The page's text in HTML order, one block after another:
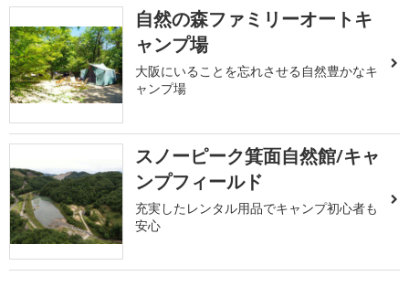
自然の森ファミリーオートキ
ャンプ場
大阪にいることを忘れさせる自然豊かなキ
ャンプ場
スノーピーク箕面自然館/キャ
ンプフィールド
充実したレンタル用品でキャンプ初心者も
安心